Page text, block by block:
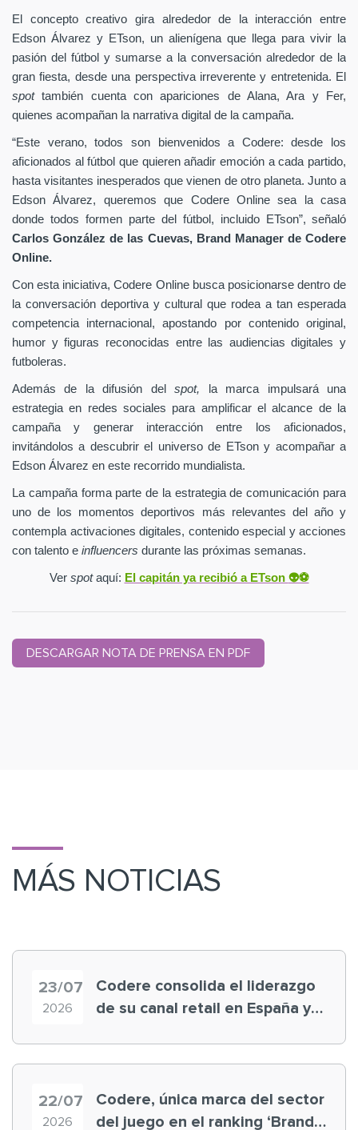
El concepto creativo gira alrededor de la interacción entre
Edson Álvarez y ETson, un alienígena que llega para vivir la
pasión del fútbol y sumarse a la conversación alrededor de la
gran fiesta, desde una perspectiva irreverente y entretenida. El
spottambién cuenta con apariciones de Alana, Ara y Fer,
quienes acompañan la narrativa digital de la campaña.
“Este verano, todos son bienvenidos a Codere: desde los
aficionados al fútbol que quieren añadir emoción a cada partido,
hasta visitantes inesperados que vienen de otro planeta. Junto a
Edson Álvarez, queremos que Codere Online sea la casa
donde todos formen parte del fútbol, incluido ETson”, señaló
Carlos González de las Cuevas, Brand Manager de Codere
Online.
Con esta iniciativa, Codere Online busca posicionarse dentro de
la conversación deportiva y cultural que rodea a tan esperada
competencia internacional, apostando por contenido original,
humor y figuras reconocidas entre las audiencias digitales y
futboleras.
Además de la difusión delspot,
la marca impulsará una
estrategia en redes sociales para amplificar el alcance de la
campaña y generar interacción entre los aficionados,
invitándolos a descubrir el universo de ETson y acompañar a
Edson Álvarez en este recorrido mundialista.
La campaña forma parte de la estrategia de comunicación para
uno de los momentos deportivos más relevantes del año y
contempla activaciones digitales, contenido especial y acciones
con talento e influencers durante las próximas semanas.
Ver spotaquí: El capitán ya recibió a ETson 👽⚽️
DESCARGAR NOTA DE PRENSA EN PDF
MÁS NOTICIAS
23/07
2026
Codere consolida el liderazgo
de su canal retail en España y
22/07
2026
Codere, única marca del sector
del juego en el ranking ‘Brand